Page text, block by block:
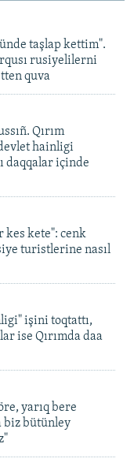
taşlap kettim".
rusiyelilerni
quva
Qırım
hainligi
daqqalar içinde
kes kete": cenk
turistlerine nasıl
işini toqtattı,
ise Qırımda daa
yarıq bere
biz bütünley